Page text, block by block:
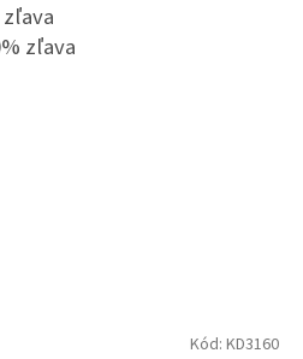
Kód: KD3160
zľava